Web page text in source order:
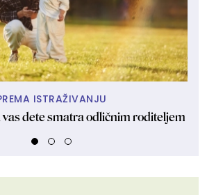
ISTRAŽIVANJU
vas dete smatra odličnim roditeljem